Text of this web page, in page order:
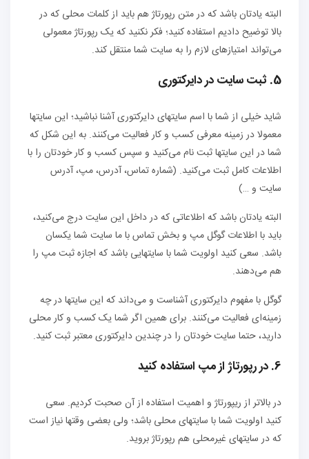
البته یادتان باشد که در متن رپورتاژ هم باید از کلمات محلی که در
بالا توضیح دادیم استفاده کنید؛ فکر نکنید که یک رپورتاژ معمولی
می‌تواند امتیازهای لازم را به سایت شما منتقل کند.
5. ثبت سایت در دایرکتوری
شاید خیلی از شما با اسم سایتهای دایرکتوری آشنا نباشید؛ این سایتها
معمولا در زمینه معرفی کسب و کار فعالیت می‌کنند. به این شکل که
شما در این سایتها ثبت نام می‌کنید و سپس کسب و کار خودتان را با
اطلاعات کامل ثبت می‌کنید. (شماره تماس، آدرس، مپ، آدرس
سایت و …)
البته یادتان باشد که اطلاعاتی که در داخل این سایت درج می‌کنید،
باید با اطلاعات گوگل مپ و بخش تماس با ما سایت شما یکسان
باشد. سعی کنید اولویت شما با سایتهایی باشد که اجازه ثبت مپ را
هم می‌دهند.
گوگل با مفهوم دایرکتوری آشناست و می‌داند که این سایتها در چه
زمینه‌ای فعالیت می‌کنند. برای همین اگر شما یک کسب و کار محلی
دارید، حتما سایت خودتان را در چندین دایرکتوری معتبر ثبت کنید.
6. در رپورتاژ از مپ استفاده کنید
در بالاتر از ریپورتاژ و اهمیت استفاده از آن صحبت کردیم. سعی
کنید اولویت شما با سایتهای محلی باشد؛ ولی بعضی وقتها نیاز است
که در سایتهای غیرمحلی هم رپورتاژ بروید.